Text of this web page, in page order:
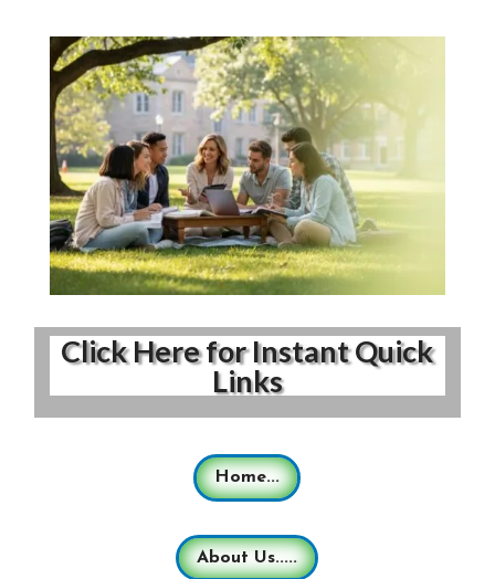
Click Here for Instant Quick
Links
Home...
About Us.....